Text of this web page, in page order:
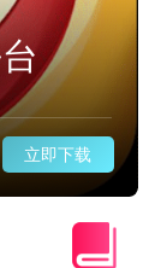
能上google免费加速器
立即下载